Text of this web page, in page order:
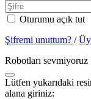
Oturumu açık tut
Şifremi unuttum? /
Robotları sevmiyoruz
Lütfen yukarıdaki
alana giriniz: